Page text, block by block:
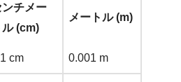
ンチメー
ル (cm)
メートル (m)
cm 0.001 m